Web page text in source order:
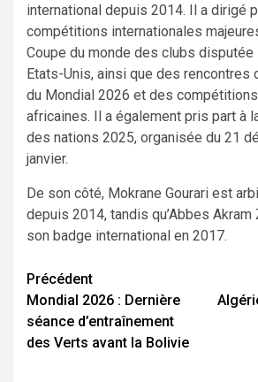
international depuis 2014. Il a dirigé
compétitions internationales
Coupe du monde des clubs disputée
Etats-Unis, ainsi que des rencontres
du Mondial 2026 et des
africaines. Il a également pris part à
des nations 2025, organisée du 21
janvier.
De son côté, Mokrane Gourari est
depuis 2014, tandis qu’Abbes Akram
son badge international en 2017.
Navigation
d’article
Précédent
Mondial 2026 : Dernière
séance d’entraînement
des Verts avant la Bolivie